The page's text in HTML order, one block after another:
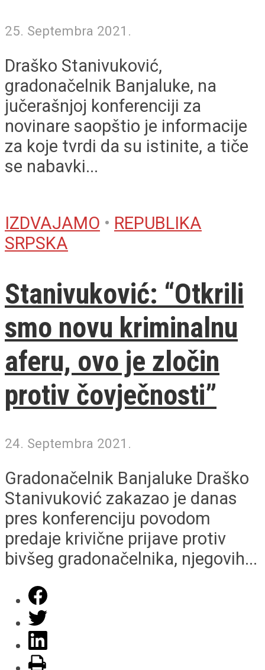
25. Septembra 2021.
Draško Stanivuković,
gradonačelnik Banjaluke, na
jučerašnjoj konferenciji za
novinare saopštio je informacije
za koje tvrdi da su istinite, a tiče
se nabavki...
IZDVAJAMO • REPUBLIKA
SRPSKA
Stanivuković: “Otkrili
smo novu kriminalnu
aferu, ovo je zločin
protiv čovječnosti”
24. Septembra 2021.
Gradonačelnik Banjaluke Draško
Stanivuković zakazao je danas
pres konferenciju povodom
predaje krivične prijave protiv
bivšeg gradonačelnika, njegovih...